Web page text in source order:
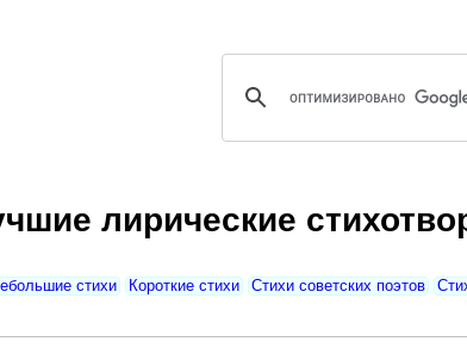
лирические
стихи Короткие стихи Стихи советских поэтов